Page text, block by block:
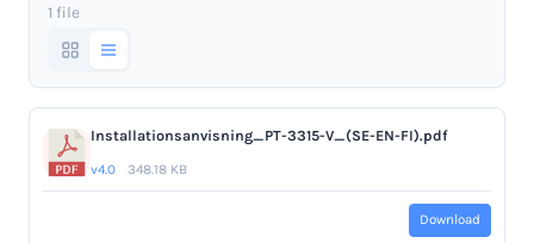
1 file
Installationsanvisning_PT-3315-V_(SE-EN-FI).pdf
v4.0 348.18 KB
Download